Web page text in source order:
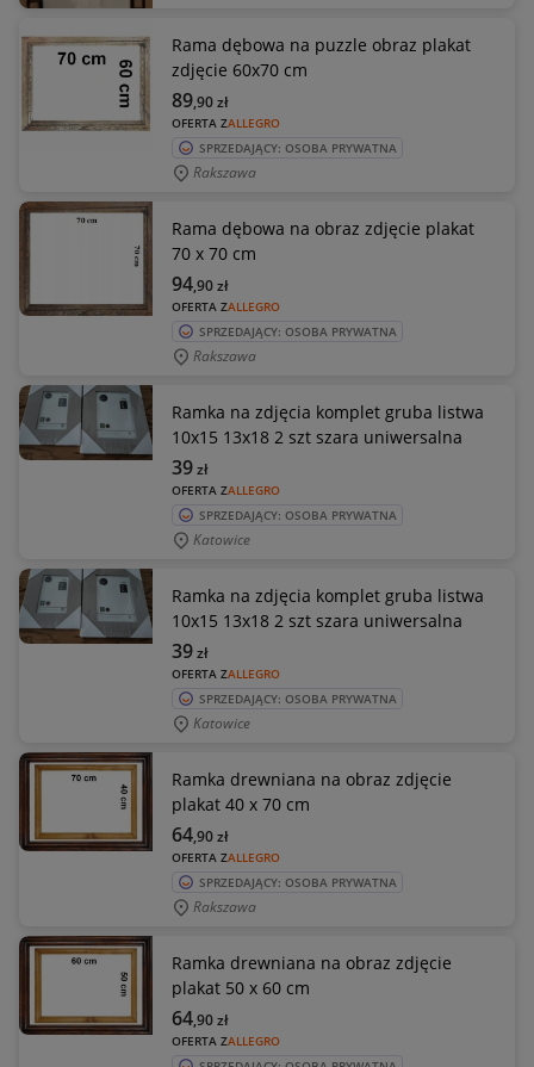
Rama dębowa na puzzle obraz plakat
zdjęcie 60x70 cm
OFERTA ZALLEGRO
89,90zł
SPRZEDAJĄCY: OSOBA PRYWATNA
Rakszawa
Rama dębowa na obraz zdjęcie plakat
70 x 70 cm
OFERTA ZALLEGRO
94,90zł
SPRZEDAJĄCY: OSOBA PRYWATNA
Rakszawa
Ramka na zdjęcia komplet gruba listwa
10x15 13x18 2 szt szara uniwersalna
OFERTA ZALLEGRO
39zł
SPRZEDAJĄCY: OSOBA PRYWATNA
Katowice
Ramka na zdjęcia komplet gruba listwa
10x15 13x18 2 szt szara uniwersalna
OFERTA ZALLEGRO
39zł
SPRZEDAJĄCY: OSOBA PRYWATNA
Katowice
Ramka drewniana na obraz zdjęcie
plakat 40 x 70 cm
OFERTA ZALLEGRO
64,90zł
SPRZEDAJĄCY: OSOBA PRYWATNA
Rakszawa
Ramka drewniana na obraz zdjęcie
plakat 50 x 60 cm
OFERTA ZALLEGRO
64,90zł